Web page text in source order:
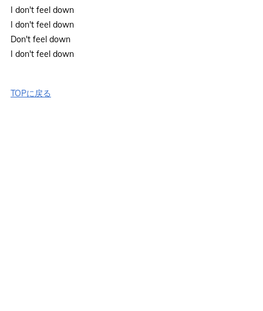
I don't feel down
I don't feel down
Don't feel down
I don't feel down
TOPに戻る